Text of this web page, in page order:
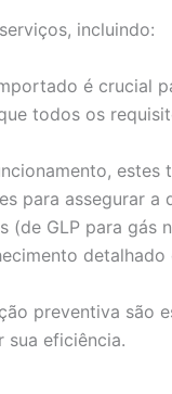
incluindo:
é crucial
todos os
estes
para assegurar a
(de GLP para gás
preventiva são
sua eficiência.